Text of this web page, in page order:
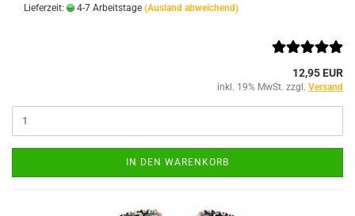
Lieferzeit: 4-7 Arbeitstage (Ausland abweichend)
12,95 EUR
inkl. 19% MwSt. zzgl. Versand
IN DEN WARENKORB